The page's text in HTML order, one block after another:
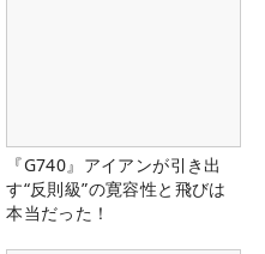
『G740』アイアンが引き出
す“反則級”の寛容性と飛びは
本当だった！